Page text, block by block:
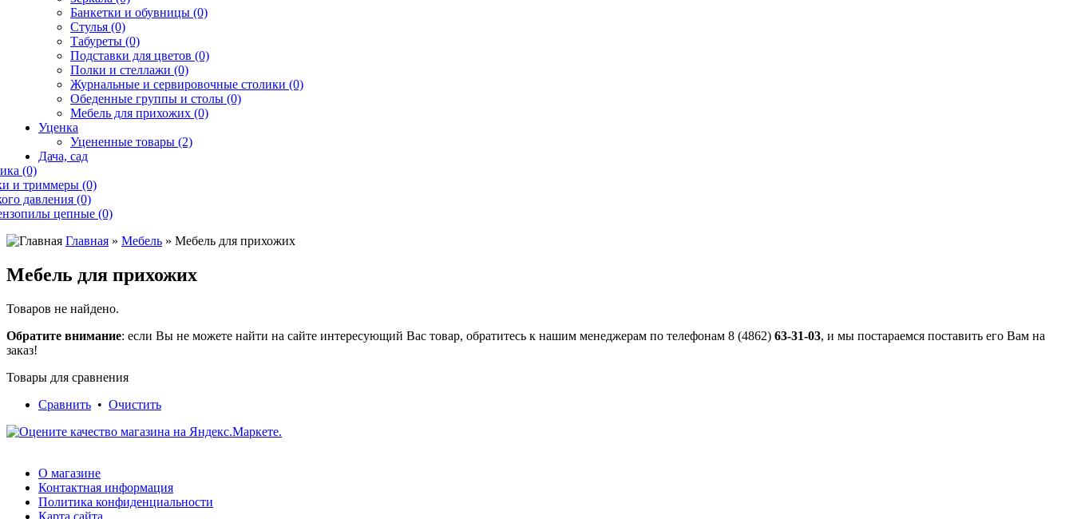
Банкетки и обувницы (0)
Стулья (0)
Табуреты (0)
Подставки для цветов (0)
Полки и стеллажи (0)
Журнальные и сервировочные столики (0)
Обеденные группы и столы (0)
Мебель для прихожих (0)
Уценка
Уцененные товары (2)
Дача, сад
(0)
и триммеры (0)
давления (0)
цепные (0)
Главная » Мебель » Мебель для прихожих
Мебель для прихожих
Товаров не найдено.
Обратите внимание: если Вы не можете найти на сайте интересующий Вас товар, обратитесь к нашим менеджерам по телефонам 8 (4862) 63-31-03, и мы постараемся поставить его Вам на
заказ!
Товары для сравнения
Сравнить • Очистить
О магазине
Контактная информация
Политика конфиденциальности
Карта сайта